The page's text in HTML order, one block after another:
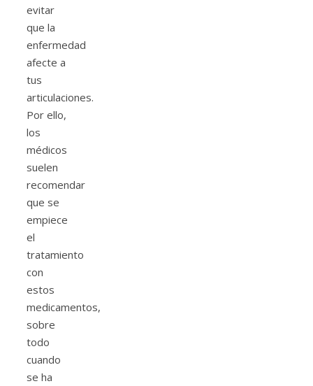
evitar
que la
enfermedad
afecte a
tus
articulaciones.
Por ello,
los
médicos
suelen
recomendar
que se
empiece
el
tratamiento
con
estos
medicamentos,
sobre
todo
cuando
se ha